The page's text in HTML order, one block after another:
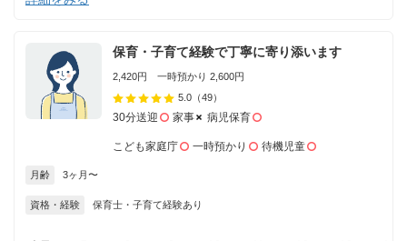
保育・子育て経験で丁寧に寄り添います
2,420円 一時預かり 2,600円
5.0 （49）
30分送迎 家事 病児保育
こども家庭庁 一時預かり 待機児童
月齢 3ヶ月〜
資格・経験 保育士・子育て経験あり